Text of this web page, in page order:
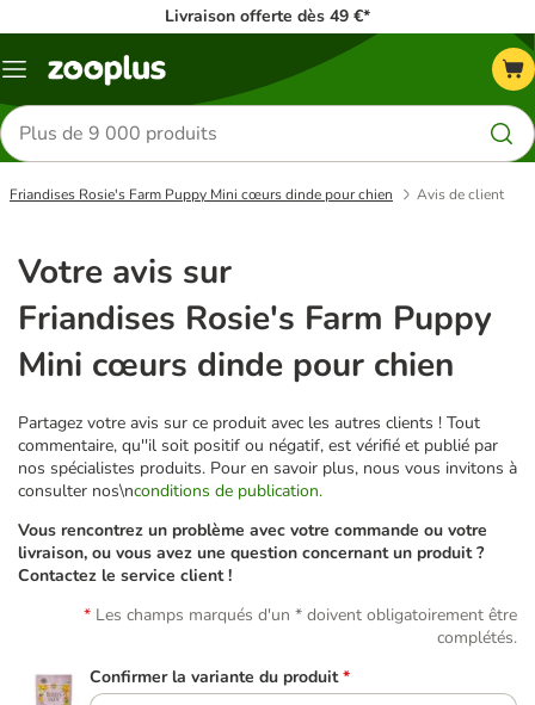
Livraison offerte dès 49 €*
Menu
Rechercher
des
produits
Friandises Rosie's Farm Puppy Mini cœurs dinde pour chien Avis de client
Votre avis sur
Friandises Rosie's Farm Puppy
Mini cœurs dinde pour chien
Partagez votre avis sur ce produit avec les autres clients ! Tout
commentaire, qu''il soit positif ou négatif, est vérifié et publié par
nos spécialistes produits. Pour en savoir plus, nous vous invitons à
consulter nos\nconditions de publication.
Vous rencontrez un problème avec votre commande ou votre
livraison, ou vous avez une question concernant un produit ?
Contactez le service client !
Les champs marqués d'un * doivent obligatoirement être
complétés.
Confirmer la variante du produit *